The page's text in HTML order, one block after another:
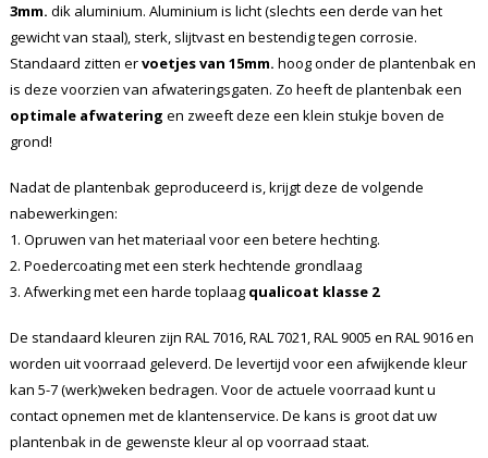
3mm. dik aluminium. Aluminium is licht (slechts een derde van het
gewicht van staal), sterk, slijtvast en bestendig tegen corrosie.
Standaard zitten ervoetjes van 15mm. hoog onder de plantenbak en
is deze voorzien van afwateringsgaten. Zo heeft de plantenbak een
optimale afwatering en zweeft deze een klein stukje boven de
grond!
Nadat de plantenbak geproduceerd is, krijgt deze de volgende
nabewerkingen:
1. Opruwen van het materiaal voor een betere hechting.
2. Poedercoating met een sterk hechtende grondlaag
3. Afwerking met een harde toplaag qualicoat klasse 2
De standaard kleuren zijn RAL 7016, RAL 7021, RAL 9005 en RAL 9016 en
worden uit voorraad geleverd. De levertijd voor een afwijkende kleur
kan 5-7 (werk)weken bedragen. Voor de actuele voorraad kunt u
contact opnemen met de klantenservice. De kans is groot dat uw
plantenbak in de gewenste kleur al op voorraad staat.